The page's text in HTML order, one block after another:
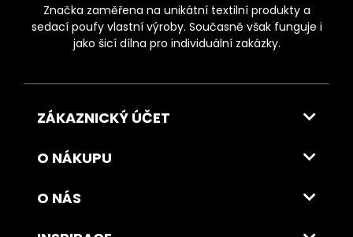
Značka zaměřena na unikátní textilní produkty a
sedací poufy vlastní výroby. Současně však funguje i
jako šicí dílna pro individuální zakázky.
ZÁKAZNICKÝ ÚČET
O NÁKUPU
O NÁS